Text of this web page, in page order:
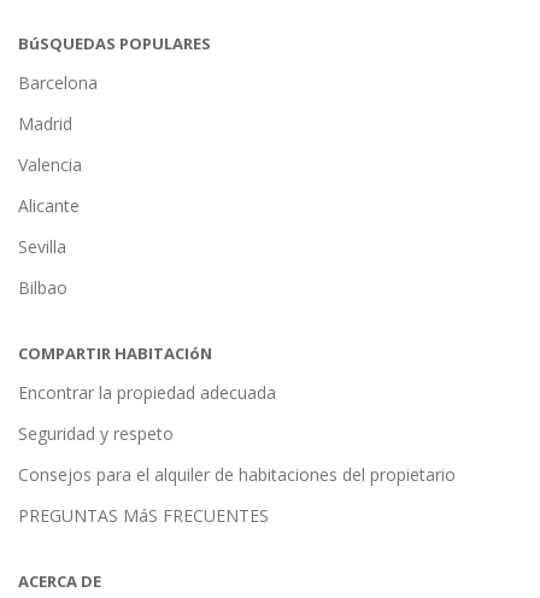
BúSQUEDAS POPULARES
Barcelona
Madrid
Valencia
Alicante
Sevilla
Bilbao
COMPARTIR HABITACIóN
Encontrar la propiedad adecuada
Seguridad y respeto
Consejos para el alquiler de habitaciones del propietario
PREGUNTAS MáS FRECUENTES
ACERCA DE